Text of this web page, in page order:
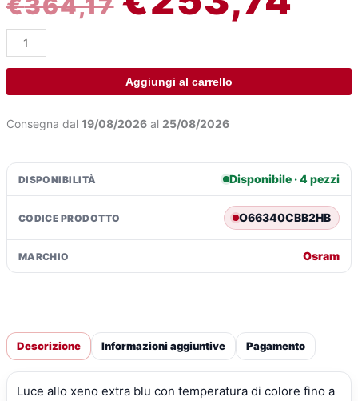
ERA:
È:
Boost
D3S
-
-
PK32d-
2
Aggiungi al carrello
Consegna dal 19/08/2026al 25/08/2026
DISPONIBILITÀ Disponibile · 4 pezzi
CODICE PRODOTTO O66340CBB2HB
MARCHIO Osram
Descrizione Informazioni aggiuntive Pagamento
Luce allo xeno extra blu con temperatura di colore fino a